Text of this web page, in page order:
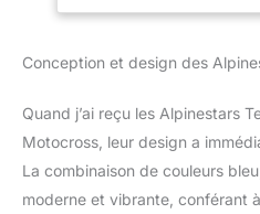
de
de
Conception et design des
Quand j’ai reçu les Alpinestars
Motocross, leur design a
La combinaison de couleurs
moderne et vibrante, conférant